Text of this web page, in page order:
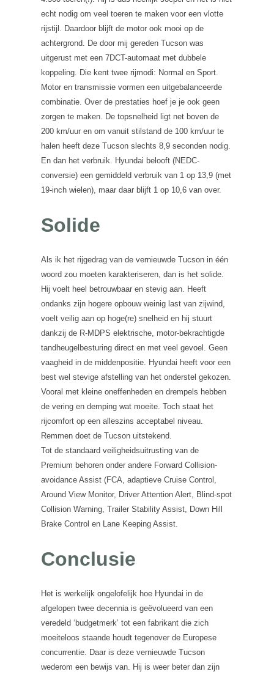
echt nodig om veel toeren te maken voor een vlotte
rijstijl. Daardoor blijft de motor ook mooi op de
achtergrond. De door mij gereden Tucson was
uitgerust met een 7DCT-automaat met dubbele
koppeling. Die kent twee rijmodi: Normal en Sport.
Motor en transmissie vormen een uitgebalanceerde
combinatie. Over de prestaties hoef je je ook geen
zorgen te maken. De topsnelheid ligt net boven de
200 km/uur en om vanuit stilstand de 100 km/uur te
halen heeft deze Tucson slechts 8,9 seconden nodig.
En dan het verbruik. Hyundai belooft (NEDC-
conversie) een gemiddeld verbruik van 1 op 13,9 (met
19-inch wielen), maar daar blijft 1 op 10,6 van over.
Solide
Als ik het rijgedrag van de vernieuwde Tucson in één
woord zou moeten karakteriseren, dan is het solide.
Hij voelt heel betrouwbaar en stevig aan. Heeft
ondanks zijn hogere opbouw weinig last van zijwind,
voelt veilig aan op hoge(re) snelheid en hij stuurt
dankzij de R-MDPS elektrische, motor-bekrachtigde
tandheugelbesturing direct en met veel gevoel. Geen
vaagheid in de middenpositie. Hyundai heeft voor een
best wel stevige afstelling van het onderstel gekozen.
Vooral met kleine oneffenheden en drempels hebben
de vering en demping wat moeite. Toch staat het
rijcomfort op een alleszins acceptabel niveau.
Remmen doet de Tucson uitstekend.
Tot de standaard veiligheidsuitrusting van de
Premium behoren onder andere Forward Collision-
avoidance Assist (FCA, adaptieve Cruise Control,
Around View Monitor, Driver Attention Alert, Blind-spot
Collision Warning, Trailer Stability Assist, Down Hill
Brake Control en Lane Keeping Assist.
Conclusie
Het is werkelijk ongelofelijk hoe Hyundai in de
afgelopen twee decennia is geëvolueerd van een
veredeld ‘budgetmerk’ tot een fabrikant die zich
moeiteloos staande houdt tegenover de Europese
concurrentie. Daar is deze vernieuwde Tucson
wederom een bewijs van. Hij is weer beter dan zijn